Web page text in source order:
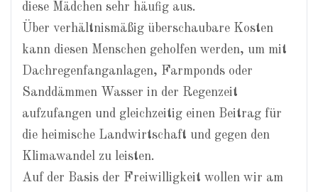
diese Mädchen sehr häufig aus.
Über verhältnismäßig überschaubare Kosten
kann diesen Menschen geholfen werden, um mit
Dachregenfanganlagen, Farmponds oder
Sanddämmen Wasser in der Regenzeit
aufzufangen und gleichzeitig einen Beitrag für
die heimische Landwirtschaft und gegen den
Klimawandel zu leisten.
Auf der Basis der Freiwilligkeit wollen wir am